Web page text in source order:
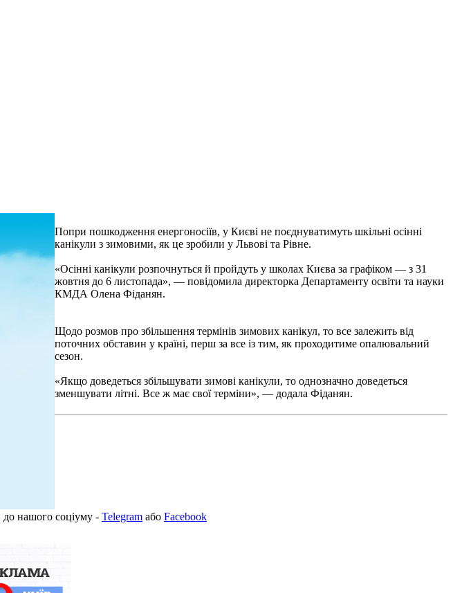
Попри пошкодження енергоносіїв, у Києві не поєднуватимуть шкільні осінні
канікули з зимовими, як це зробили у Львові та Рівне.
«Осінні канікули розпочнуться й пройдуть у школах Києва за графіком — з 31
жовтня до 6 листопада», — повідомила директорка Департаменту освіти та науки
КМДА Олена Фіданян.
Щодо розмов про збільшення термінів зимових канікул, то все залежить від
поточних обставин у країні, перш за все із тим, як проходитиме опалювальний
сезон.
«Якщо доведеться збільшувати зимові канікули, то однозначно доведеться
зменшувати літні. Все ж має свої терміни», — додала Фіданян.
до нашого соціуму - Telegram або Facebook